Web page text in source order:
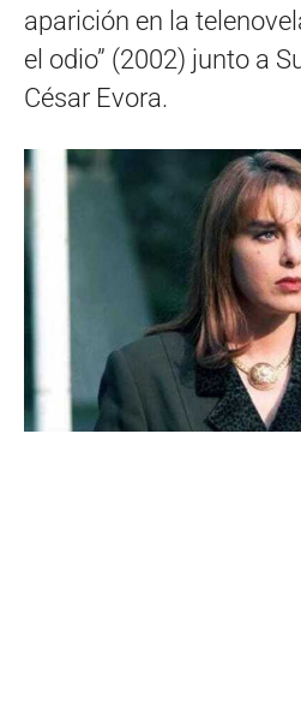
aparición en la
el odio” (2002) junto a
César Evora.